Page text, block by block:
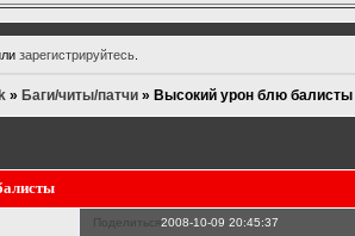
зарегистрируйтесь.
» Баги/читы/патчи » Высокий урон блю балисты
Поделиться2008-10-09 20:45:37